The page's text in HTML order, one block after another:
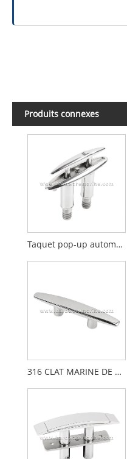
Produits connexes
Taquet pop-up automatique pour bateau marin en acier inoxydable 316
316 CLAT MARINE DE BASE OUVERT-AVEUX INOXEM